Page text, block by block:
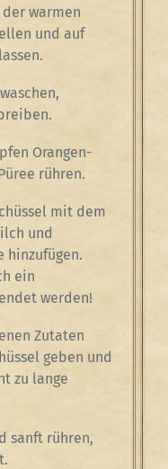
warmen
und auf
Orangen-
rühren.
mit dem
und
hinzufügen.
ein
werden!
Zutaten
geben und
zu lange
sanft rühren,